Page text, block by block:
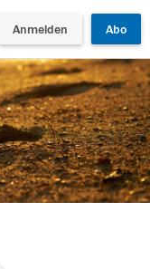
Anmelden Abo